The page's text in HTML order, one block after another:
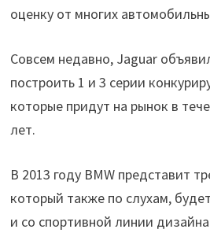
оценку от многих
Совсем недавно, Jaguar
построить 1 и 3 серии
которые придут на рынок в
лет.
В 2013 году BMW представит
который также по слухам,
и со спортивной линии